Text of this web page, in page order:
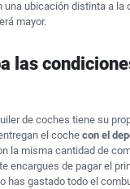
una ubicación distinta a la
mayor.
las
de coches tiene su
el coche con el
la misma cantidad de
encargues de pagar el
has gastado todo el